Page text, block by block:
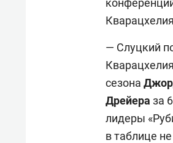
— Слуцкий
сезона
Дрейера за
лидеры
в таблице